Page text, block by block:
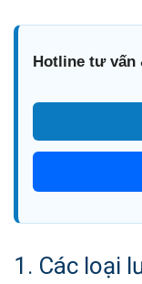
Hotline tư vấn
1. Các loại